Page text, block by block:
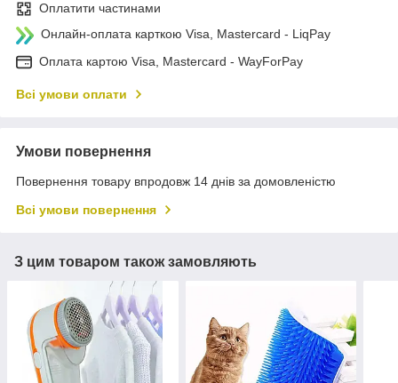
Оплатити частинами
Онлайн-оплата карткою Visa, Mastercard - LiqPay
Оплата картою Visa, Mastercard - WayForPay
Всі умови оплати
Умови повернення
Повернення товару впродовж 14 днів за домовленістю
Всі умови повернення
З цим товаром також замовляють